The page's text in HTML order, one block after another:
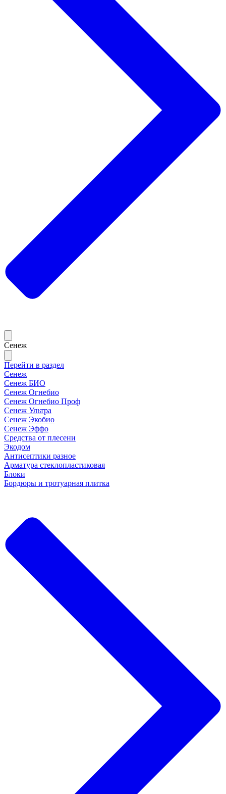
Сенеж
Перейти в раздел
Сенеж
Сенеж БИО
Сенеж Огнебио
Сенеж Огнебио Проф
Сенеж Ультра
Сенеж Экобио
Сенеж Эффо
Средства от плесени
Экодом
Антисептики разное
Арматура стеклопластиковая
Блоки
Бордюры и тротуарная плитка